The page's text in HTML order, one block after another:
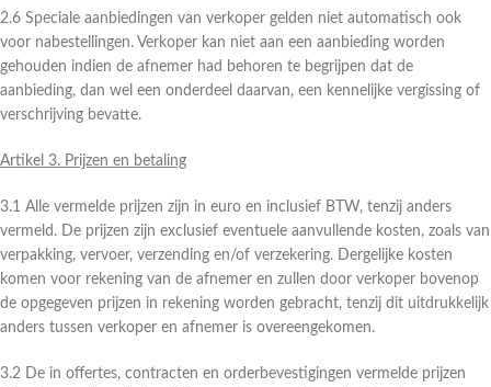
2.6 Speciale aanbiedingen van verkoper gelden niet automatisch ook
voor nabestellingen. Verkoper kan niet aan een aanbieding worden
gehouden indien de afnemer had behoren te begrijpen dat de
aanbieding, dan wel een onderdeel daarvan, een kennelijke vergissing of
verschrijving bevatte.
Artikel 3. Prijzen en betaling
3.1 Alle vermelde prijzen zijn in euro en inclusief BTW, tenzij anders
vermeld. De prijzen zijn exclusief eventuele aanvullende kosten, zoals van
verpakking, vervoer, verzending en/of verzekering. Dergelijke kosten
komen voor rekening van de afnemer en zullen door verkoper bovenop
de opgegeven prijzen in rekening worden gebracht, tenzij dit uitdrukkelijk
anders tussen verkoper en afnemer is overeengekomen.
3.2 De in offertes, contracten en orderbevestigingen vermelde prijzen